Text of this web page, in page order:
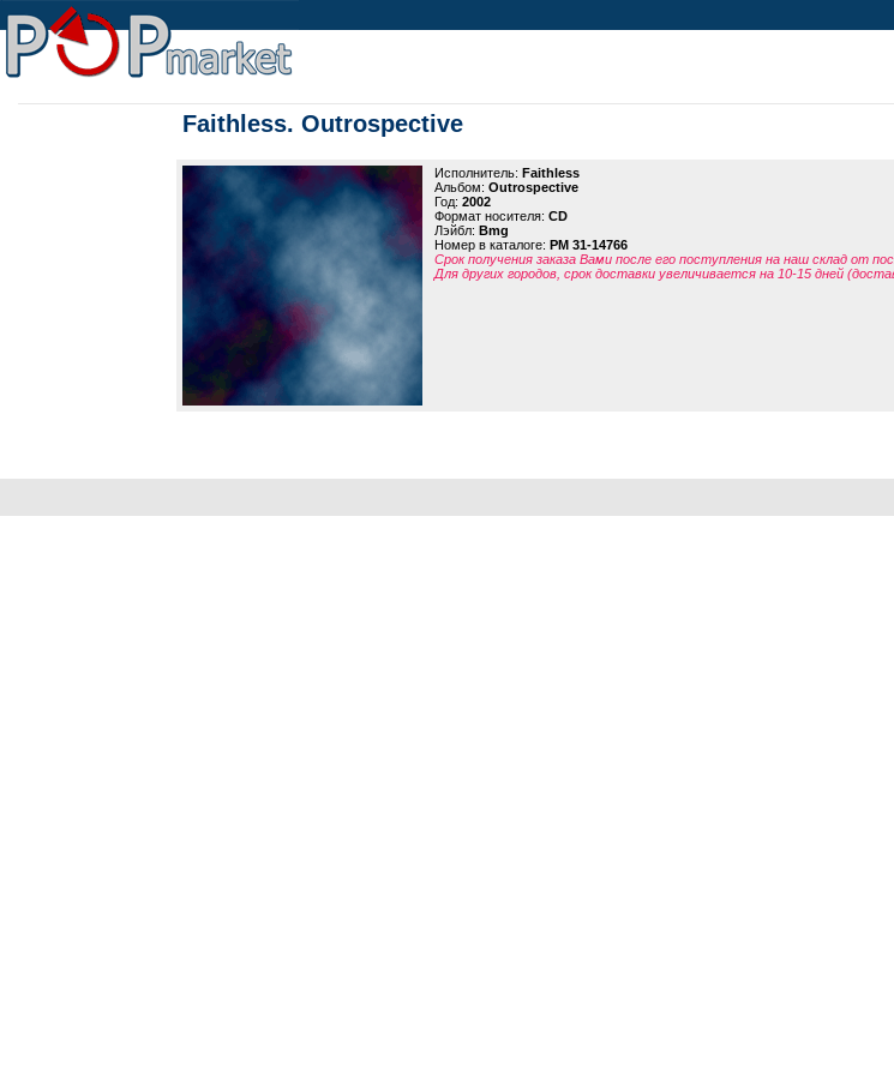
Faithless. Outrospective
Исполнитель: Faithless
Альбом: Outrospective
Год: 2002
Формат носителя: CD
Лэйбл: Bmg
Номер в каталоге: PM 31-14766
Срок получения заказа Вами после его поступления на наш склад от
Для других городов, срок доставки увеличивается на 10-15 дней